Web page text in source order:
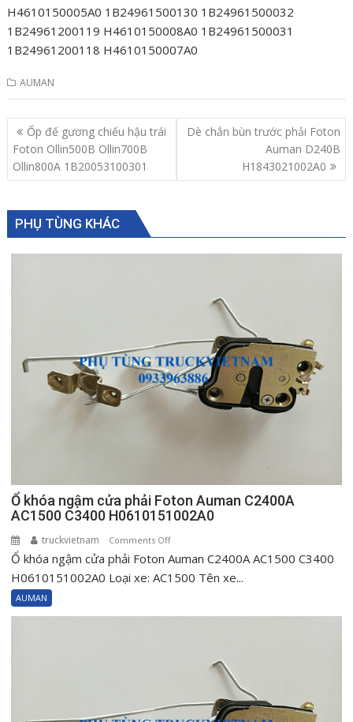
H4610150005A0 1B24961500130 1B24961500032
1B24961200119 H4610150008A0 1B24961500031
1B24961200118 H4610150007A0
AUMAN
Post
navigation
Ốp đế gương chiếu hậu trái
Foton Ollin500B Ollin700B
Ollin800A 1B20053100301
Dè chắn bùn trước phải Foton
Auman D240B
H1843021002A0
PHỤ TÙNG KHÁC
Ổ khóa ngậm cửa phải Foton Auman C2400A
AC1500 C3400 H0610151002A0
truckvietnam Comments Offon
Ổ
khóa
Ổ khóa ngậm cửa phải Foton Auman C2400A AC1500 C3400
H0610151002A0 Loại xe: AC1500 Tên xe...
AUMAN